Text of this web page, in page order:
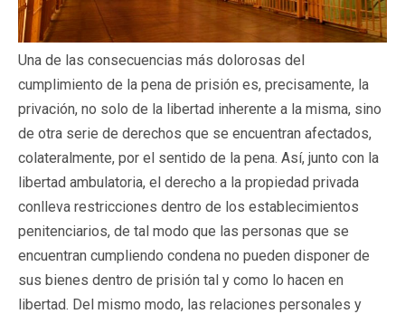
Una de las consecuencias más dolorosas del
cumplimiento de la pena de prisión es, precisamente, la
privación, no solo de la libertad inherente a la misma, sino
de otra serie de derechos que se encuentran afectados,
colateralmente, por el sentido de la pena. Así, junto con la
libertad ambulatoria, el derecho a la propiedad privada
conlleva restricciones dentro de los establecimientos
penitenciarios, de tal modo que las personas que se
encuentran cumpliendo condena no pueden disponer de
sus bienes dentro de prisión tal y como lo hacen en
libertad. Del mismo modo, las relaciones personales y